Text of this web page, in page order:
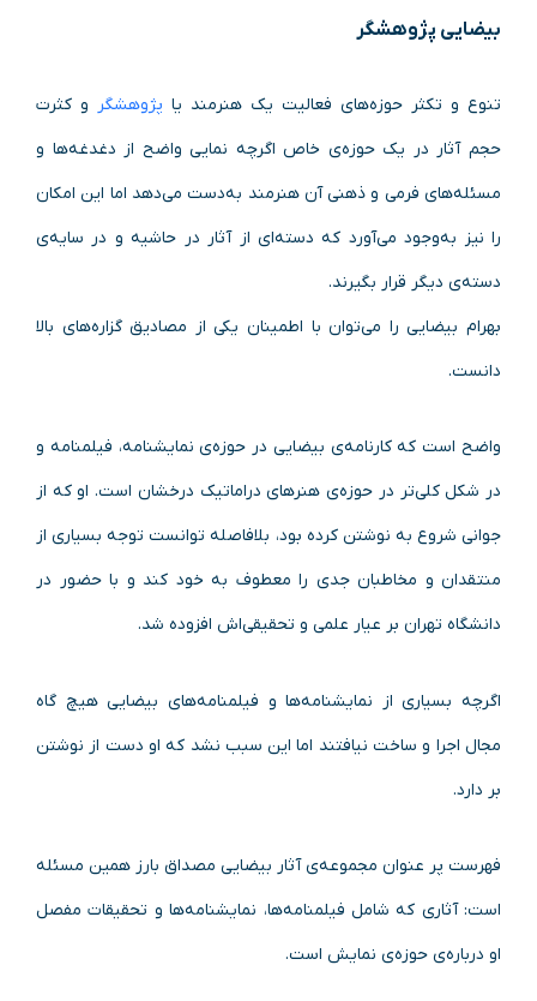
بیضایی پژوهشگر
تنوع و تکثر حوزه‌های فعالیت یک هنرمند یا پژوهشگر و کثرت
حجم آثار در یک حوزه‌ی خاص اگرچه نمایی واضح از دغدغه‌ها و
مسئله‌های فرمی و ذهنی آن هنرمند به‌دست می‌دهد اما این امکان
را نیز به‌وجود می‌آورد که دسته‌ای از آثار در حاشیه‌ و در سایه‌ی
دسته‌ی دیگر قرار بگیرند.
بهرام بیضایی را می‌توان با اطمینان یکی از مصادیق گزاره‌های‌ بالا
دانست.
واضح است که کارنامه‌ی بیضایی در حوزه‌ی نمایشنامه، فیلمنامه و
در شکل کلی‌تر در حوزه‌ی هنرهای دراماتیک درخشان است. او که از
جوانی شروع به نوشتن کرده بود، بلافاصله توانست توجه بسیاری از
منتقدان و مخاطبان جدی را معطوف به خود کند و با حضور در
دانشگاه تهران بر عیار علمی و تحقیقی‌اش افزوده شد.
اگرچه بسیاری از نمایشنامه‌ها و فیلمنامه‌های بیضایی هیچ گاه
مجال اجرا و ساخت نیافتند اما این سبب نشد که او دست از نوشتن
بر دارد.
فهرست پر عنوان مجموعه‌ی آثار بیضایی مصداق بارز همین مسئله
است: آثاری که شامل فیلمنامه‌ها، نمایشنامه‌ها و تحقیقات مفصل
او درباره‌ی حوزه‌ی نمایش است.